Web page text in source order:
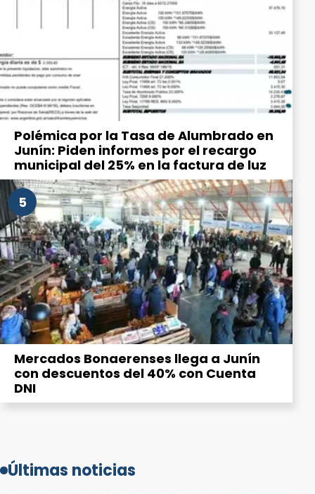
Polémica por la Tasa de Alumbrado en
Junín: Piden informes por el recargo
municipal del 25% en la factura de luz
5
Mercados Bonaerenses llega a Junín
con descuentos del 40% con Cuenta
DNI
Últimas noticias